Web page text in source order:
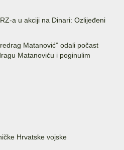
a u akciji na Dinari: Ozlijeđeni
Matanović” odali počast
Matanoviću i poginulim
Hrvatske vojske